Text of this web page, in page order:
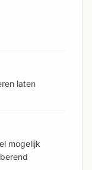
laten
mogelijk